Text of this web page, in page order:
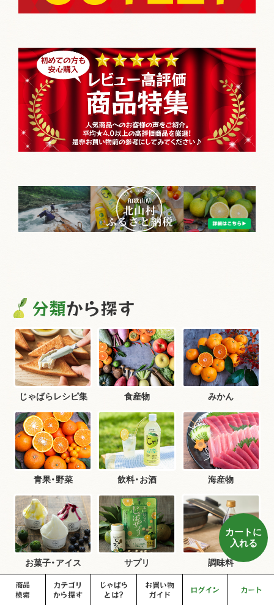
分類から探す
じゃばらレシピ集 食産物 みかん
青果・野菜 飲料・お酒 海産物
お菓子・アイス サプリ 調味料
カートに
入れる
商品
検索
カテゴリ
から探す
じゃばら
とは?
お買い物
ガイド
ログイン カート